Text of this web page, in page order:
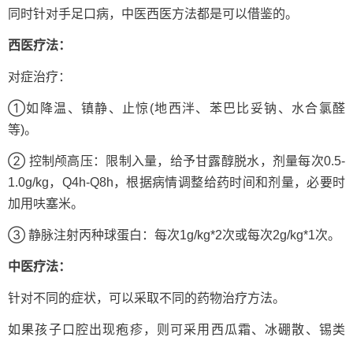
同时针对手足口病，中医西医方法都是可以借鉴的。
西医疗法：
对症治疗：
①如降温、镇静、止惊(地西泮、苯巴比妥钠、水合氯醛
等)。
② 控制颅高压：限制入量，给予甘露醇脱水，剂量每次0.5-
1.0g/kg，Q4h-Q8h，根据病情调整给药时间和剂量，必要时
加用呋塞米。
③ 静脉注射丙种球蛋白：每次1g/kg*2次或每次2g/kg*1次。
中医疗法：
针对不同的症状，可以采取不同的药物治疗方法。
如果孩子口腔出现疱疹，则可采用西瓜霜、冰硼散、锡类